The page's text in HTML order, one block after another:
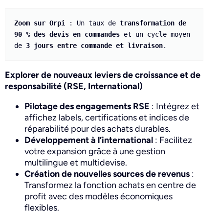
Zoom sur Orpi : Un taux de transformation de
90 % des devis en commandes et un cycle moyen
de 3 jours entre commande et livraison.
Explorer de nouveaux leviers de croissance et de
responsabilité (RSE, International)
Pilotage des engagements RSE : Intégrez et
affichez labels, certifications et indices de
réparabilité pour des achats durables.
Développement à l’international : Facilitez
votre expansion grâce à une gestion
multilingue et multidevise.
Création de nouvelles sources de revenus :
Transformez la fonction achats en centre de
profit avec des modèles économiques
flexibles.